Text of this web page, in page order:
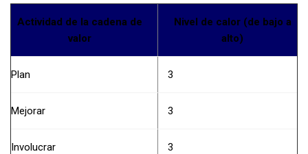
Actividad de la cadena de
valor
Nivel de calor (de bajo a
alto)
Plan 3
Mejorar 3
Involucrar 3